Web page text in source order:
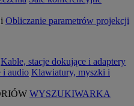
Obliczanie parametrów projekcji
Kable, stacje dokujące i adaptery
i audio Klawiatury, myszki i
WYSZUKIWARKA